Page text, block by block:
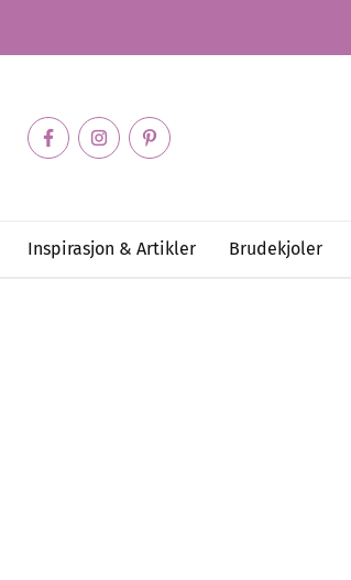
Inspirasjon & Artikler Brudekjoler